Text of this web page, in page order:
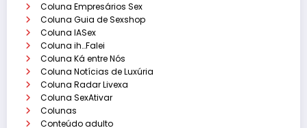
Coluna Empresários Sex
Coluna Guia de Sexshop
Coluna IASex
Coluna ih…Falei
Coluna Ká entre Nós
Coluna Notícias de Luxúria
Coluna Radar Livexa
Coluna SexAtivar
Colunas
Conteúdo adulto